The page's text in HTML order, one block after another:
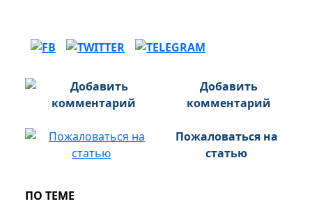
Добавить
комментарий
Пожаловаться на
статью
ПО ТЕМЕ